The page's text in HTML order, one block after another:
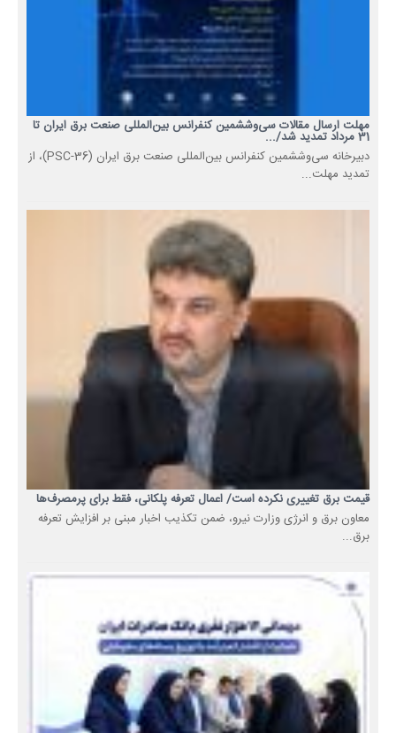
مهلت ارسال مقالات سی‌وششمین کنفرانس بین‌المللی صنعت برق ایران تا
31 مرداد تمدید شد/...
دبیرخانه سی‌وششمین کنفرانس بین‌المللی صنعت برق ایران (PSC-36)، از
تمدید مهلت...
قیمت برق تغییری نکرده است/ اعمال تعرفه پلکانی، فقط برای پرمصرف‌ها
معاون برق و انرژی وزارت نیرو، ضمن تکذیب اخبار مبنی بر افزایش تعرفه
برق...